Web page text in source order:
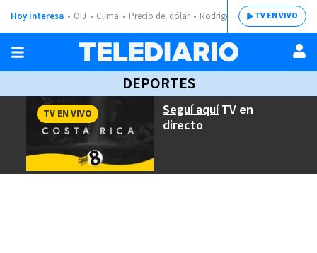
Hoy interesa OIJ Clima Precio del dólar Rodrigo ChavesTV EN VIVO
DEPORTES
Seguí aquíTV en
directo
TV EN VIVO